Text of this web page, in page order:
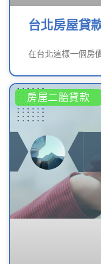
台北房屋貸
在台北這樣一個房
房屋二胎貸款